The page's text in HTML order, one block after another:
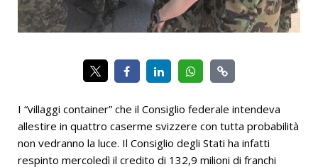
I “villaggi container” che il Consiglio federale intendeva
allestire in quattro caserme svizzere con tutta probabilità
non vedranno la luce. Il Consiglio degli Stati ha infatti
respinto mercoledì il credito di 132,9 milioni di franchi